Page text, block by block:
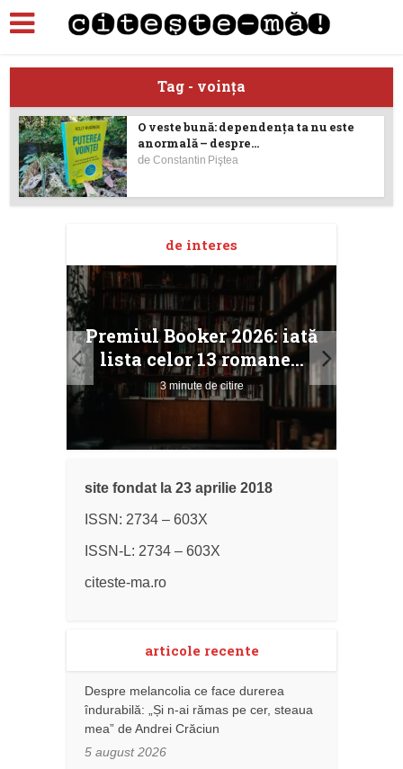
Tag - voinţa
O veste bună: dependenţa ta nu este
anormală – despre...
deConstantin Piştea
de interes
Premiul Booker 2026: iată
lista celor 13 romane...
3 minute de citire
site fondat la 23 aprilie 2018
ISSN: 2734 – 603X
ISSN-L: 2734 – 603X
citeste-ma.ro
articole recente
Despre melancolia ce face durerea
îndurabilă: „Și n-ai rămas pe cer, steaua
mea” de Andrei Crăciun
5 august 2026